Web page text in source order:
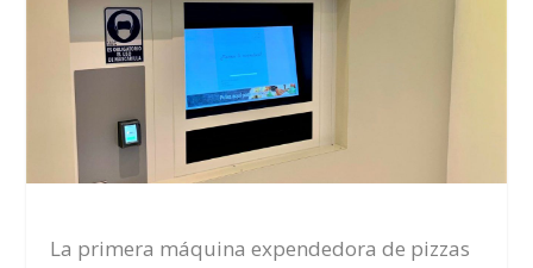
La primera máquina expendedora de pizzas